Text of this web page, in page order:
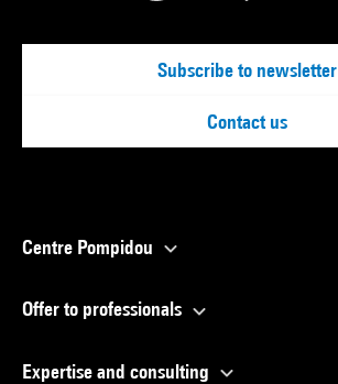
Subscribe to newsletter
Contact us
Centre Pompidou
Offer to professionals
Expertise and consulting